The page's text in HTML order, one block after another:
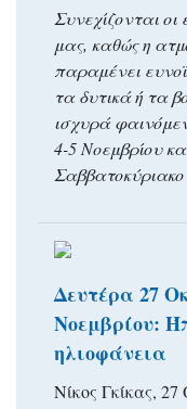
Συνεχίζονται
μας, καθώς η
παραμένει
τα δυτικά ή τα
ισχυρά
4-5 Νοεμβρίου
Σαββατοκύριακο
Δευτέρα 27
Νοεμβρίου:
ηλιοφάνεια
Νίκος Γκίκας,